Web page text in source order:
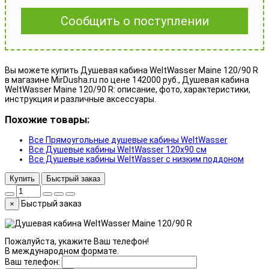
Сообщить о поступлении
Вы можете купить Душевая кабина WeltWasser Maine 120/90 R
в магазине MirDusha.ru по цене 142000 руб., Душевая кабина
WeltWasser Maine 120/90 R: описание, фото, характеристики,
инструкция и различные аксессуары.
Похожие товары:
Все Прямоугольные душевые кабины WeltWasser
Все Душевые кабины WeltWasser 120x90 см
Все Душевые кабины WeltWasser с низким поддоном
Купить Быстрый заказ
× Быстрый заказ
Пожалуйста, укажите Ваш телефон!
В международном формате.
Ваш телефон: